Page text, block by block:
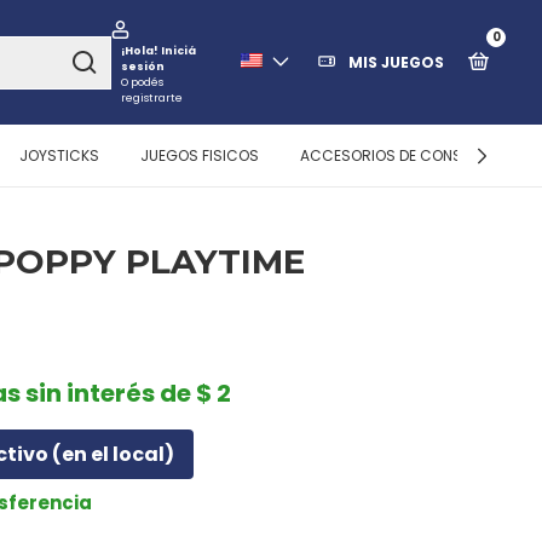
¡Hola! Iniciá
sesión
O podés
registrarte
MIS JUEGOS
0
JOYSTICKS JUEGOS FISICOS ACCESORIOS DE CONSOLAS
PLAYTIME
sin interés de $ 2
(en el local)